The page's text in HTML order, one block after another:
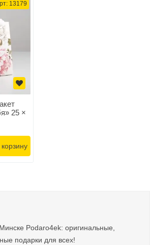
13179
25 ×
Podaro4ek: оригинальные,
подарки для всех!